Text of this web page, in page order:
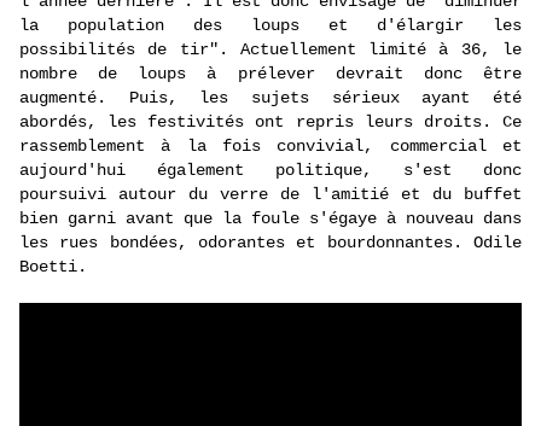
la population des loups et d'élargir les
possibilités de tir". Actuellement limité à 36, le
nombre de loups à prélever devrait donc être
augmenté. Puis, les sujets sérieux ayant été
abordés, les festivités ont repris leurs droits. Ce
rassemblement à la fois convivial, commercial et
aujourd'hui également politique, s'est donc
poursuivi autour du verre de l'amitié et du buffet
bien garni avant que la foule s'égaye à nouveau dans
les rues bondées, odorantes et bourdonnantes. Odile
Boetti.